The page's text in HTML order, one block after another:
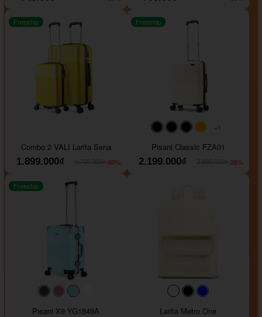
Freeship
Combo 2 VALI Larita Sena
1.899.000₫
-60%
#000000#000000#000000
+1
Freeship
Pisani Classic FZA01
2.199.000₫
-26%
#40454a#b76e79
Freeship
Pisani X9 YG1849A
#faf0e6#000000
Larita Metro One